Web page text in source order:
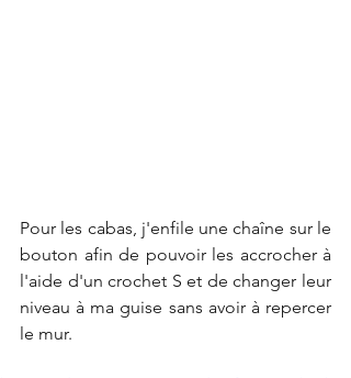
Pour les cabas, j'enfile une chaîne sur le
bouton afin de pouvoir les accrocher à
l'aide d'un crochet S et de changer leur
niveau à ma guise sans avoir à repercer
le mur.